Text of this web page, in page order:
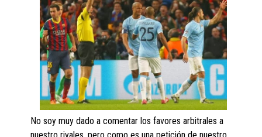
No soy muy dado a comentar los favores arbitrales a